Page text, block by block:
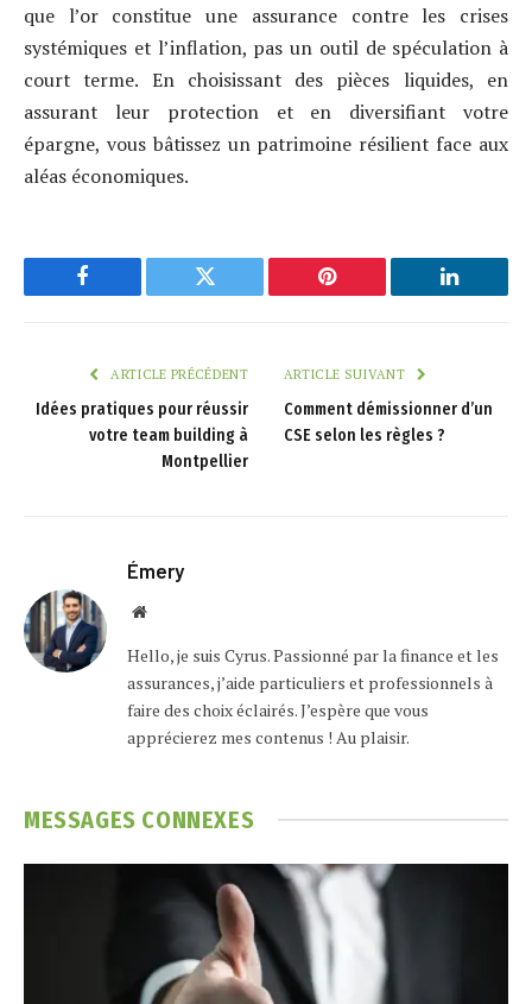
que l’or constitue une assurance contre les crises
systémiques et l’inflation, pas un outil de spéculation à
court terme. En choisissant des pièces liquides, en
assurant leur protection et en diversifiant votre
épargne, vous bâtissez un patrimoine résilient face aux
aléas économiques.
Facebook Twitter Pinterest LinkedIn
ARTICLE PRÉCÉDENT
Idées pratiques pour réussir
votre team building à
Montpellier
ARTICLE SUIVANT
Comment démissionner d’un
CSE selon les règles ?
Émery
Website
Hello, je suis Cyrus. Passionné par la finance et les
assurances, j’aide particuliers et professionnels à
faire des choix éclairés. J’espère que vous
apprécierez mes contenus ! Au plaisir.
MESSAGES CONNEXES